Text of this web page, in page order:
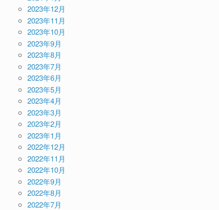
2023年12月
2023年11月
2023年10月
2023年9月
2023年8月
2023年7月
2023年6月
2023年5月
2023年4月
2023年3月
2023年2月
2023年1月
2022年12月
2022年11月
2022年10月
2022年9月
2022年8月
2022年7月